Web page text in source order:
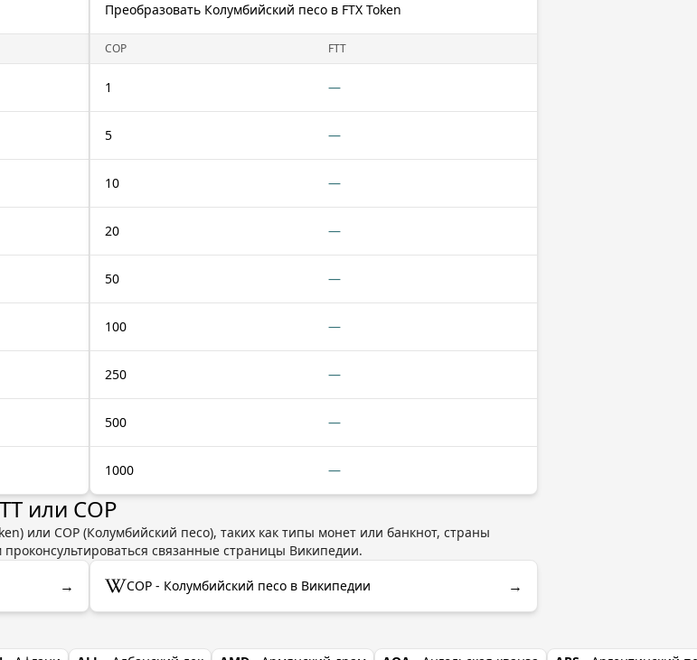
Преобразовать Колумбийский песо в FTX Token
COP FTT
1 —
5 —
10 —
20 —
50 —
100 —
250 —
500 —
1000 —
или COP
или COP (Колумбийский песо), таких как типы монет или банкнот, страны
связанные страницы Википедии.
→ COP - Колумбийский песо в Википедии →